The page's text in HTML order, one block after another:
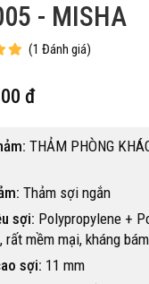
- MISHA
(1 Đánh giá)
đ
THẢM PHÒNG
Thảm sợi ngắn
sợi: Polypropylene +
rất mềm mại, kháng
sợi: 11 mm